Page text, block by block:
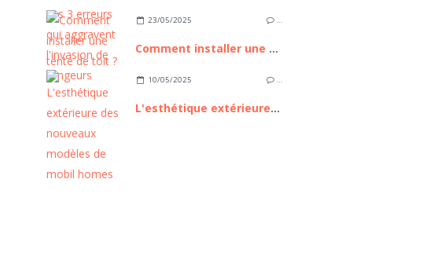
23/05/2025 …
Comment installer une tente de toit ?
10/05/2025 …
L'esthétique extérieure des nouveaux modèles de mobil homes